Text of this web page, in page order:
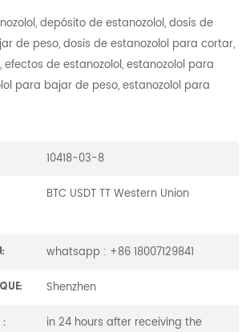
depósito de estanozolol, dosis de
de peso, dosis de estanozolol para cortar,
efectos de estanozolol, estanozolol para
para bajar de peso, estanozolol para
10418-03-8
BTC USDT TT Western Union
whatsapp : +86 18007129841
Shenzhen
in 24 hours after receiving the